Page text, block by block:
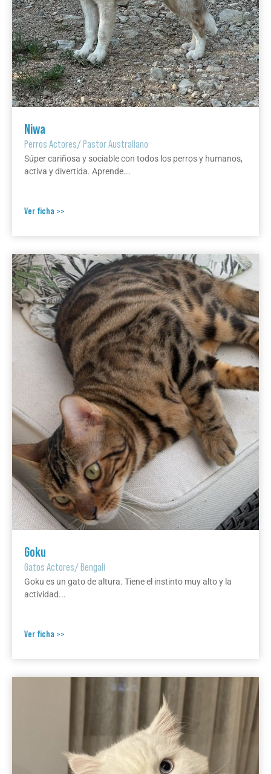
Niwa
Perros Actores/Pastor Australiano
Súper cariñosa y sociable con todos los perros y humanos,
activa y divertida. Aprende...
Ver ficha >>
Goku
Gatos Actores/Bengalí
Goku es un gato de altura. Tiene el instinto muy alto y la
actividad...
Ver ficha >>